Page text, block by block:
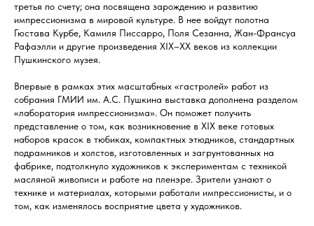
третья по счету; она посвящена зарождению и развитию
импрессионизма в мировой культуре. В нее войдут полотна
Гюстава Курбе, Камиля Писсарро, Поля Сезанна, Жан-Франсуа
Рафаэлли и другие произведения XIX–XX веков из коллекции
Пушкинского музея.
Впервые в рамках этих масштабных «гастролей» работ из
собрания ГМИИ им. А.С. Пушкина выставка дополнена разделом
«лаборатория импрессионизма». Он поможет получить
представление о том, как возникновение в XIX веке готовых
наборов красок в тюбиках, компактных этюдников, стандартных
подрамников и холстов, изготовленных и загрунтованных на
фабрике, подтолкнуло художников к экспериментам с техникой
масляной живописи и работе на пленэре. Зрители узнают о
технике и материалах, которыми работали импрессионисты, и о
том, как изменялось восприятие цвета у художников.